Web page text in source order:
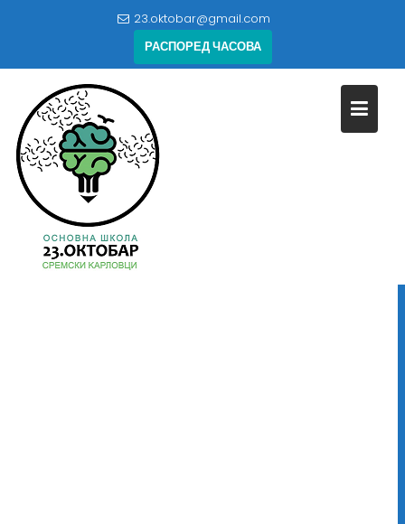
23.oktobar@gmail.com
РАСПОРЕД ЧАСОВА